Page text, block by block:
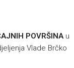
POVRŠINAu
Vlade Brčko